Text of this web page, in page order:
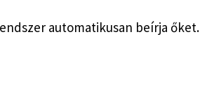
automatikusan beírja őket.